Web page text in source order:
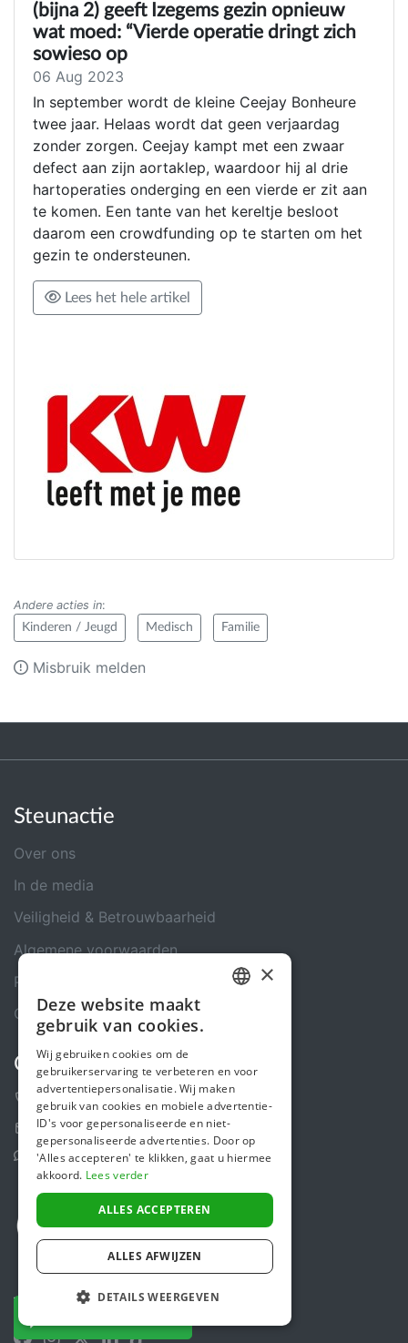
(bijna 2) geeft Izegems gezin opnieuw
wat moed: “Vierde operatie dringt zich
sowieso op
06 Aug 2023
In september wordt de kleine Ceejay Bonheure
twee jaar. Helaas wordt dat geen verjaardag
zonder zorgen. Ceejay kampt met een zwaar
defect aan zijn aortaklep, waardoor hij al drie
hartoperaties onderging en een vierde er zit aan
te komen. Een tante van het kereltje besloot
daarom een crowdfunding op te starten om het
gezin te ondersteunen.
Lees het hele artikel
Andere acties in:
Kinderen / Jeugd Medisch Familie
Misbruik melden
Steunactie
Over ons
In de media
Veiligheid & Betrouwbaarheid
Algemene voorwaarden
Privacybeleid
Cookiebeleid
Contact
+31 (0)85 488 4765
Contactformulier
Helpcentrum
Volg ons
ENGLISH
×
Deze website maakt
gebruik van cookies.
Wij gebruiken cookies om de
gebruikerservaring te verbeteren en voor
advertentiepersonalisatie. Wij maken
gebruik van cookies en mobiele advertentie-
ID's voor gepersonaliseerde en niet-
gepersonaliseerde advertenties. Door op
'Alles accepteren' te klikken, gaat u hiermee
akkoord. Lees verder
ALLES ACCEPTEREN
ALLES AFWIJZEN
DETAILS WEERGEVEN